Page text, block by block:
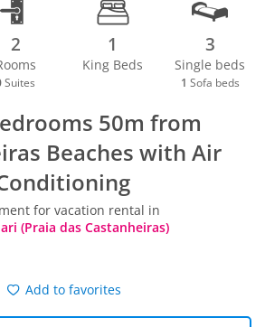
2
Suites
1
King Beds
3
Single beds
1 Sofa beds
50m from
Beaches with Air
for vacation rental in
(Praia das Castanheiras)
Add to favorites